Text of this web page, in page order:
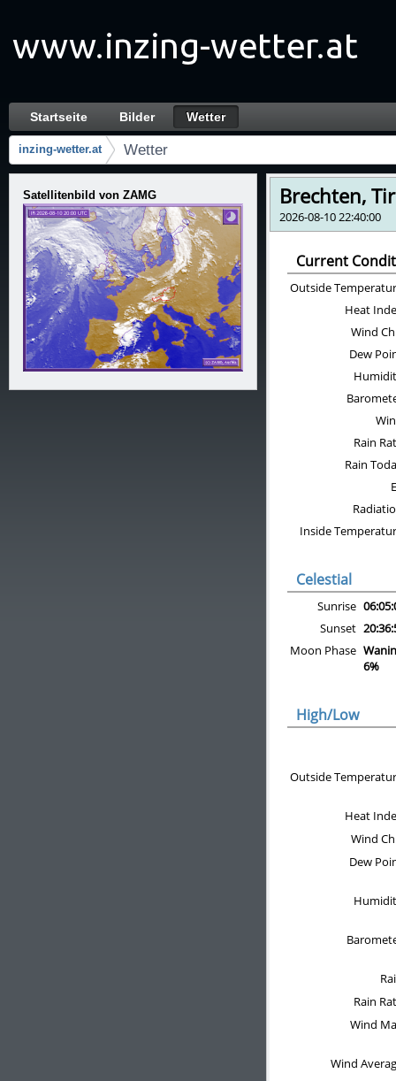
Wetter
Navigation
Startseite Bilder Wetter
Brotkrumen (Wo bin ich?)
inzing-wetter.at Wetter
Satellitenbild von ZAMG